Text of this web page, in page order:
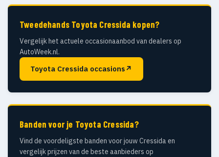
Tweedehands Toyota Cressida kopen?
Vergelijk het actuele occasionaanbod van dealers op
AutoWeek.nl.
Toyota Cressida occasions ↗
Banden voor je Toyota Cressida?
Vind de voordeligste banden voor jouw Cressida en
vergelijk prijzen van de beste aanbieders op